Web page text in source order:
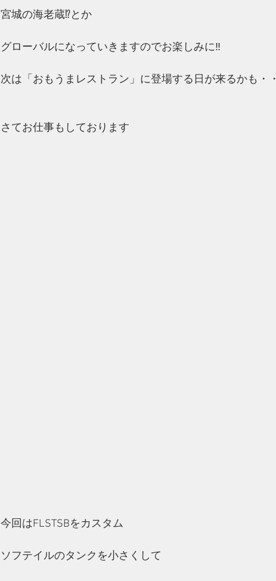
宮城の海老蔵⁉とか
グローバルになっていきますのでお楽しみに‼
次は「おもうまレストラン」に登場する日が来るかも・・
さてお仕事もしております
今回はFLSTSBをカスタム
ソフテイルのタンクを小さくして